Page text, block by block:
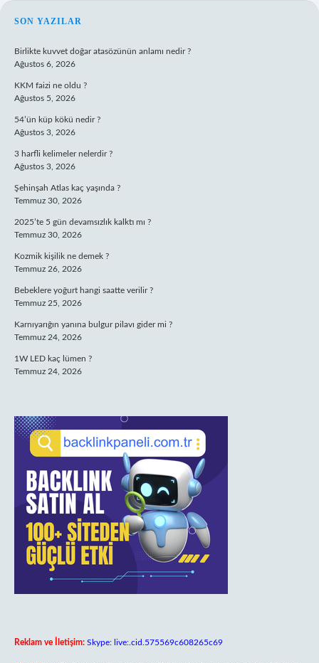
SIDEBAR
SON YAZILAR
Birlikte kuvvet doğar atasözünün anlamı nedir ?
Ağustos 6, 2026
KKM faizi ne oldu ?
Ağustos 5, 2026
54’ün küp kökü nedir ?
Ağustos 3, 2026
3 harfli kelimeler nelerdir ?
Ağustos 3, 2026
Şehinşah Atlas kaç yaşında ?
Temmuz 30, 2026
2025’te 5 gün devamsızlık kalktı mı ?
Temmuz 30, 2026
Kozmik kişilik ne demek ?
Temmuz 26, 2026
Bebeklere yoğurt hangi saatte verilir ?
Temmuz 25, 2026
Karnıyarığın yanına bulgur pilavı gider mi ?
Temmuz 24, 2026
1W LED kaç lümen ?
Temmuz 24, 2026
Reklam ve İletişim: Skype: live:.cid.575569c608265c69